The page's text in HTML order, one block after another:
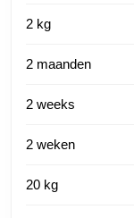
2 kg
2 maanden
2 weeks
2 weken
20 kg